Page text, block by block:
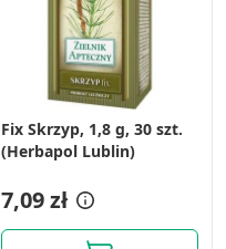
Fix Skrzyp, 1,8 g, 30 szt.
(Herbapol Lublin)
7,09 zł